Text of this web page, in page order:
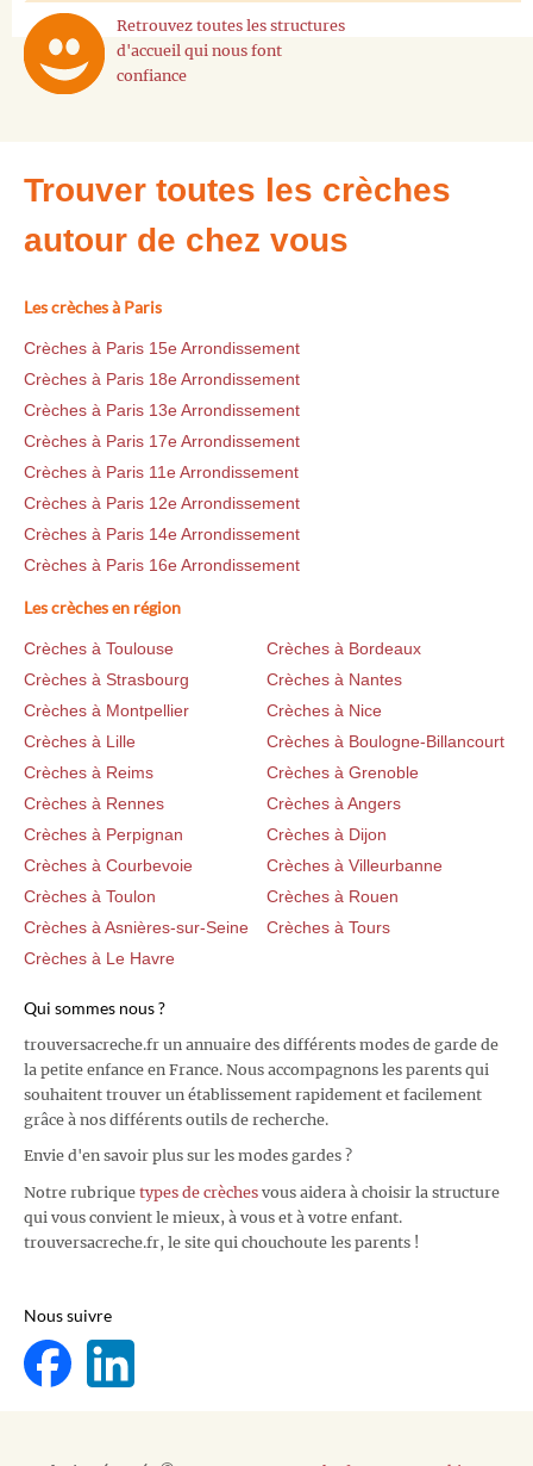
Retrouvez toutes les structures
d'accueil qui nous font
confiance
Trouver toutes les crèches
autour de chez vous
Les crèches à Paris
Crèches à Paris 15e Arrondissement
Crèches à Paris 18e Arrondissement
Crèches à Paris 13e Arrondissement
Crèches à Paris 17e Arrondissement
Crèches à Paris 11e Arrondissement
Crèches à Paris 12e Arrondissement
Crèches à Paris 14e Arrondissement
Crèches à Paris 16e Arrondissement
Les crèches en région
Crèches à Toulouse
Crèches à Bordeaux
Crèches à Strasbourg
Crèches à Nantes
Crèches à Montpellier
Crèches à Nice
Crèches à Lille
Crèches à Boulogne-Billancourt
Crèches à Reims
Crèches à Grenoble
Crèches à Rennes
Crèches à Angers
Crèches à Perpignan
Crèches à Dijon
Crèches à Courbevoie
Crèches à Villeurbanne
Crèches à Toulon
Crèches à Rouen
Crèches à Asnières-sur-Seine
Crèches à Tours
Crèches à Le Havre
Qui sommes nous ?
trouversacreche.fr un annuaire des différents modes de garde de
la petite enfance en France. Nous accompagnons les parents qui
souhaitent trouver un établissement rapidement et facilement
grâce à nos différents outils de recherche.
Envie d'en savoir plus sur les modes gardes ?
Notre rubrique types de crèches vous aidera à choisir la structure
qui vous convient le mieux, à vous et à votre enfant.
trouversacreche.fr, le site qui chouchoute les parents !
Nous suivre